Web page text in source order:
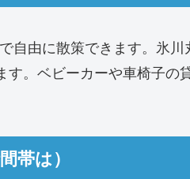
自由に散策できます。氷
す。ベビーカーや車椅子の
帯は）